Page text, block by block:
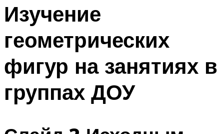
Изучение
геометрических
фигур на занятиях в
группах ДОУ